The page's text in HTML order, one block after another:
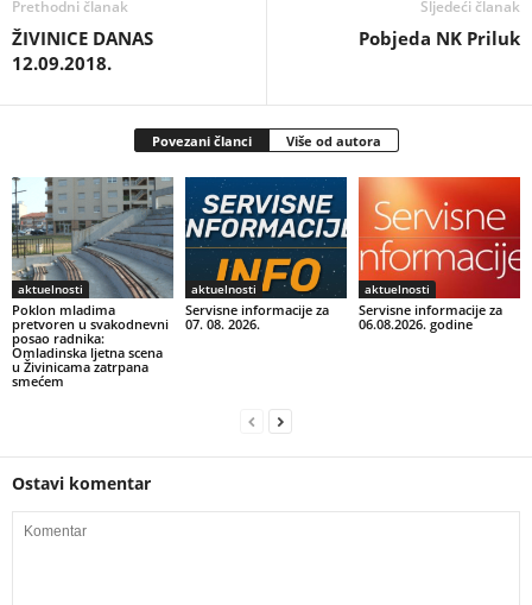
Prethodni članak
ŽIVINICE DANAS
12.09.2018.
Sljedeći članak
Pobjeda NK Priluk
Povezani članci Više od autora
aktuelnosti
Poklon mladima
pretvoren u svakodnevni
posao radnika:
Omladinska ljetna scena
u Živinicama zatrpana
smećem
aktuelnosti
Servisne informacije za
07. 08. 2026.
aktuelnosti
Servisne informacije za
06.08.2026. godine
Ostavi komentar